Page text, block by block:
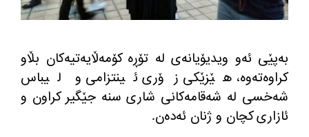
به‌پێی ئه‌و ویدیۆیانه‌ی له‌ تۆڕه‌ كۆمه‌ڵایه‌تیه‌كان بڵاو
كراوه‌ته‌وه‌، هێزێكی زۆری ئینتزامی و لیباس
شه‌خسی له‌ شه‌قامه‌كانی شاری سنه‌ جێگیر كراون و
ئازاری كچان و ژنان ئه‌ده‌ن.